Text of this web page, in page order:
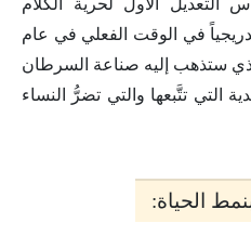
في الوقت الفعلي في عام
الذي ستذهب إليه صناعة السرطان
التي تتَّبعها والتي تضرُّ النساء
الحياة: